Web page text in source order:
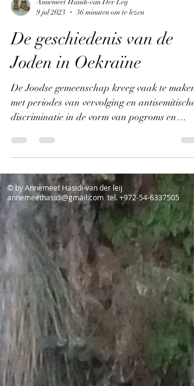
36 minuten om te lezen
De geschiedenis van de
Joden in Oekraïne
De Joodse gemeenschap kreeg vaak te maken
met periodes van vervolging en antisemitische
discriminatie in de vorm van pogroms en
© by Annemeet Hasidi-van der leij
annemeethasidi@gmail.com
tel. +972-54-6337505